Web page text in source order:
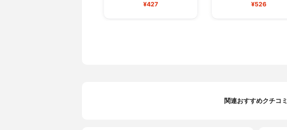
¥427 ¥526
関連おすすめクチコミ